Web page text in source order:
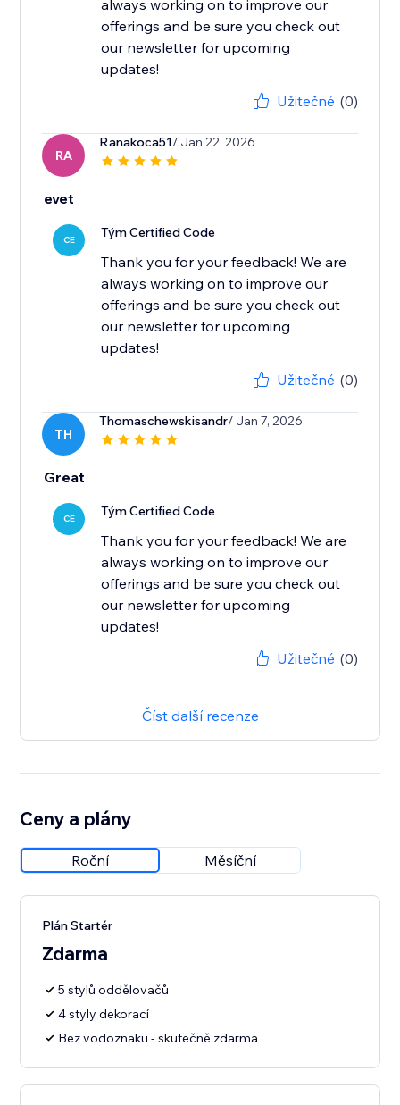
always working on to improve our
offerings and be sure you check out
our newsletter for upcoming
updates!
Užitečné (0)
RA
Ranakoca51/ Jan 22, 2026
evet
CE Tým Certified Code
Thank you for your feedback! We are
always working on to improve our
offerings and be sure you check out
our newsletter for upcoming
updates!
Užitečné (0)
TH
Thomaschewskisandr/ Jan 7, 2026
Great
CE Tým Certified Code
Thank you for your feedback! We are
always working on to improve our
offerings and be sure you check out
our newsletter for upcoming
updates!
Užitečné (0)
Číst další recenze
Ceny a plány
Roční Měsíční
Plán Startér
Zdarma
5 stylů oddělovačů
4 styly dekorací
Bez vodoznaku - skutečně zdarma